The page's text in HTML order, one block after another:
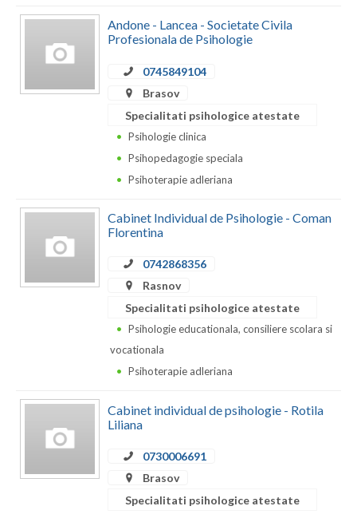
Tulcea
Andone - Lancea - Societate Civila
Profesionala de Psihologie
0745849104
Brasov
Specialitati psihologice atestate
Psihologie clinica
Psihopedagogie speciala
Psihoterapie adleriana
Cabinet Individual de Psihologie - Coman
Florentina
0742868356
Rasnov
Specialitati psihologice atestate
Psihologie educationala, consiliere scolara si
vocationala
Psihoterapie adleriana
Cabinet individual de psihologie - Rotila
Liliana
0730006691
Brasov
Specialitati psihologice atestate